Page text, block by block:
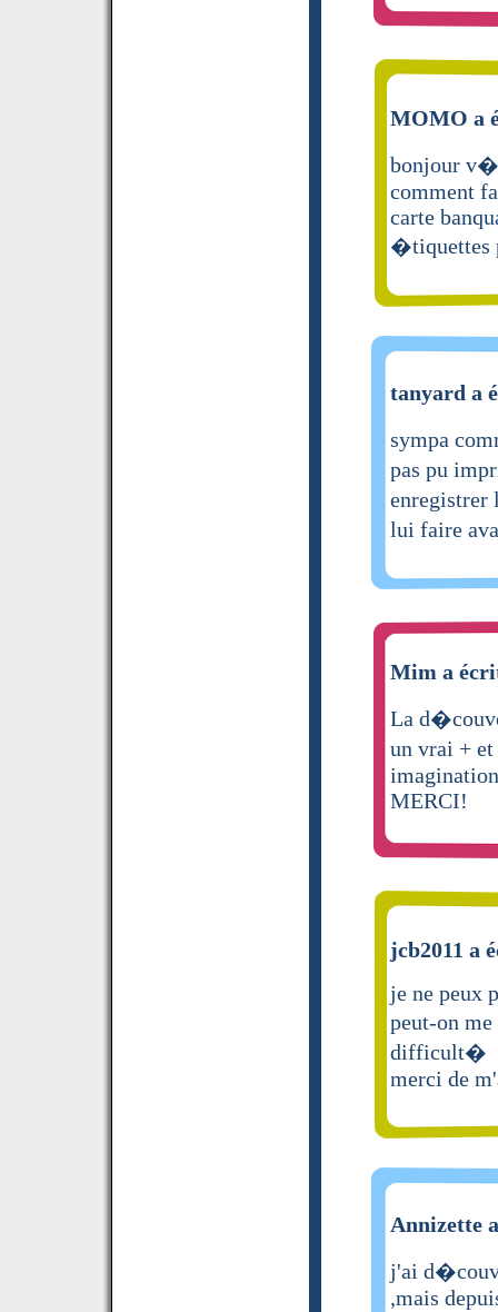
MOMO a
bonjour
comment
carte
�tiquettes
tanyard a
sympa
pas pu
lui faire
Mim a
La
un vrai +
MERCI!
jcb2011 a
je ne peux
peut-on
difficult�
merci de
Annizette
j'ai
,mais